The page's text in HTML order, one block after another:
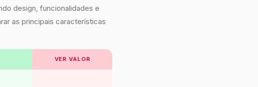
design, funcionalidades e
as principais características
VER VALOR